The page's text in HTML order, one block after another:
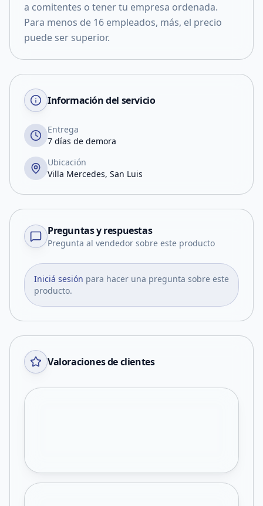
a comitentes o tener tu empresa ordenada.
Para menos de 16 empleados, más, el precio
puede ser superior.
Información del servicio
Entrega
7 días de demora
Ubicación
Villa Mercedes, San Luis
Preguntas y respuestas
Pregunta al vendedor sobre este producto
Iniciá sesión para hacer una pregunta sobre este
producto.
Valoraciones de clientes